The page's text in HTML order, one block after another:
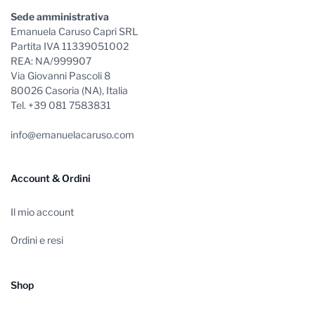
Sede amministrativa
Emanuela Caruso Capri SRL
Partita IVA 11339051002
REA: NA/999907
Via Giovanni Pascoli 8
80026 Casoria (NA), Italia
Tel. +39 081 7583831
info@emanuelacaruso.com
Account & Ordini
Il mio account
Ordini e resi
Shop